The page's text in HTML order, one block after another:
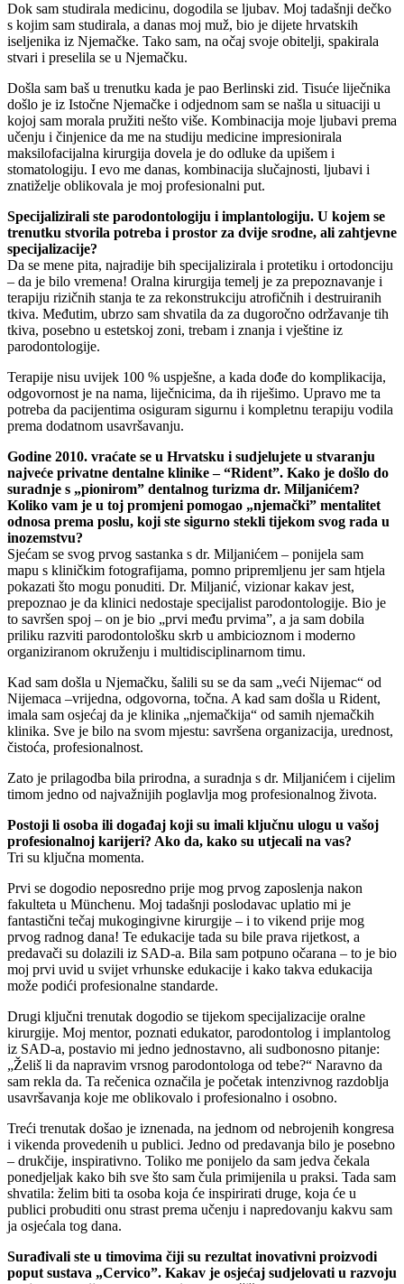
Dok sam studirala medicinu, dogodila se ljubav. Moj tadašnji dečko
s kojim sam studirala, a danas moj muž, bio je dijete hrvatskih
iseljenika iz Njemačke. Tako sam, na očaj svoje obitelji, spakirala
stvari i preselila se u Njemačku.
Došla sam baš u trenutku kada je pao Berlinski zid. Tisuće liječnika
došlo je iz Istočne Njemačke i odjednom sam se našla u situaciji u
kojoj sam morala pružiti nešto više. Kombinacija moje ljubavi prema
učenju i činjenice da me na studiju medicine impresionirala
maksilofacijalna kirurgija dovela je do odluke da upišem i
stomatologiju. I evo me danas, kombinacija slučajnosti, ljubavi i
znatiželje oblikovala je moj profesionalni put.
Specijalizirali ste parodontologiju i implantologiju. U kojem se
trenutku stvorila potreba i prostor za dvije srodne, ali zahtjevne
specijalizacije?
Da se mene pita, najradije bih specijalizirala i protetiku i ortodonciju
– da je bilo vremena! Oralna kirurgija temelj je za prepoznavanje i
terapiju rizičnih stanja te za rekonstrukciju atrofičnih i destruiranih
tkiva. Međutim, ubrzo sam shvatila da za dugoročno održavanje tih
tkiva, posebno u estetskoj zoni, trebam i znanja i vještine iz
parodontologije.
Terapije nisu uvijek 100 % uspješne, a kada dođe do komplikacija,
odgovornost je na nama, liječnicima, da ih riješimo. Upravo me ta
potreba da pacijentima osiguram sigurnu i kompletnu terapiju vodila
prema dodatnom usavršavanju.
Godine 2010. vraćate se u Hrvatsku i sudjelujete u stvaranju
najveće privatne dentalne klinike – “Rident”. Kako je došlo do
suradnje s „pionirom” dentalnog turizma dr. Miljanićem?
Koliko vam je u toj promjeni pomogao „njemački” mentalitet
odnosa prema poslu, koji ste sigurno stekli tijekom svog rada u
inozemstvu?
Sjećam se svog prvog sastanka s dr. Miljanićem – ponijela sam
mapu s kliničkim fotografijama, pomno pripremljenu jer sam htjela
pokazati što mogu ponuditi. Dr. Miljanić, vizionar kakav jest,
prepoznao je da klinici nedostaje specijalist parodontologije. Bio je
to savršen spoj – on je bio „prvi među prvima”, a ja sam dobila
priliku razviti parodontološku skrb u ambicioznom i moderno
organiziranom okruženju i multidisciplinarnom timu.
Kad sam došla u Njemačku, šalili su se da sam „veći Nijemac“ od
Nijemaca –vrijedna, odgovorna, točna. A kad sam došla u Rident,
imala sam osjećaj da je klinika „njemačkija“ od samih njemačkih
klinika. Sve je bilo na svom mjestu: savršena organizacija, urednost,
čistoća, profesionalnost.
Zato je prilagodba bila prirodna, a suradnja s dr. Miljanićem i cijelim
timom jedno od najvažnijih poglavlja mog profesionalnog života.
Postoji li osoba ili događaj koji su imali ključnu ulogu u vašoj
profesionalnoj karijeri? Ako da, kako su utjecali na vas?
Tri su ključna momenta.
Prvi se dogodio neposredno prije mog prvog zaposlenja nakon
fakulteta u Münchenu. Moj tadašnji poslodavac uplatio mi je
fantastični tečaj mukogingivne kirurgije – i to vikend prije mog
prvog radnog dana! Te edukacije tada su bile prava rijetkost, a
predavači su dolazili iz SAD-a. Bila sam potpuno očarana – to je bio
moj prvi uvid u svijet vrhunske edukacije i kako takva edukacija
može podići profesionalne standarde.
Drugi ključni trenutak dogodio se tijekom specijalizacije oralne
kirurgije. Moj mentor, poznati edukator, parodontolog i implantolog
iz SAD-a, postavio mi jedno jednostavno, ali sudbonosno pitanje:
„Želiš li da napravim vrsnog parodontologa od tebe?“ Naravno da
sam rekla da. Ta rečenica označila je početak intenzivnog razdoblja
usavršavanja koje me oblikovalo i profesionalno i osobno.
Treći trenutak došao je iznenada, na jednom od nebrojenih kongresa
i vikenda provedenih u publici. Jedno od predavanja bilo je posebno
– drukčije, inspirativno. Toliko me ponijelo da sam jedva čekala
ponedjeljak kako bih sve što sam čula primijenila u praksi. Tada sam
shvatila: želim biti ta osoba koja će inspirirati druge, koja će u
publici probuditi onu strast prema učenju i napredovanju kakvu sam
ja osjećala tog dana.
Surađivali ste u timovima čiji su rezultat inovativni proizvodi
poput sustava „Cervico”. Kakav je osjećaj sudjelovati u razvoju